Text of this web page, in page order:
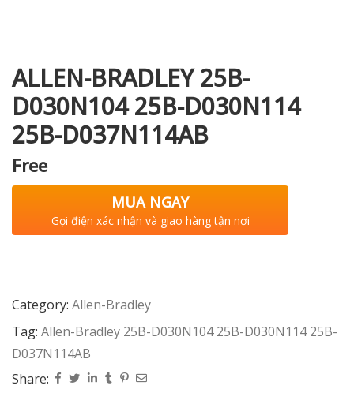
ALLEN-BRADLEY 25B-
D030N104 25B-D030N114
25B-D037N114AB
Free
MUA NGAY
Gọi điện xác nhận và giao hàng tận nơi
Category: Allen-Bradley
Tag: Allen-Bradley 25B-D030N104 25B-D030N114 25B-
D037N114AB
Share: